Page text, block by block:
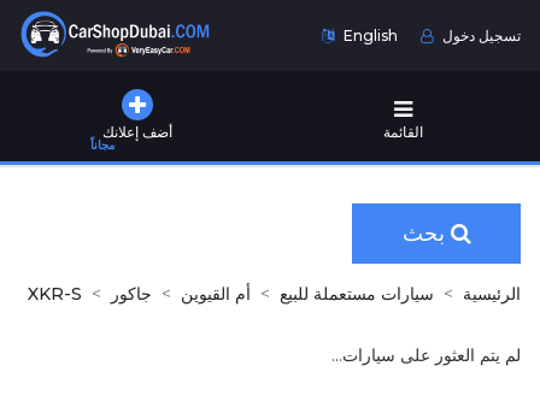
English تسجيل دخول
أضف إعلانك
مجاناً
القائمة
بحث
الرئيسية سيارات مستعملة للبيع أم القيوين جاكور XKR-S
لم يتم العثور على سيارات...